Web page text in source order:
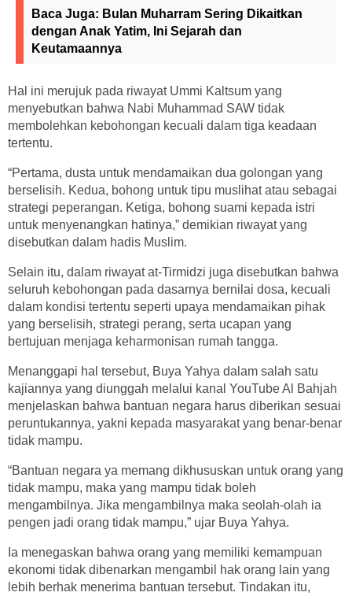
Baca Juga: Bulan Muharram Sering Dikaitkan
dengan Anak Yatim, Ini Sejarah dan
Keutamaannya
Hal ini merujuk pada riwayat Ummi Kaltsum yang
menyebutkan bahwa Nabi Muhammad SAW tidak
membolehkan kebohongan kecuali dalam tiga keadaan
tertentu.
“Pertama, dusta untuk mendamaikan dua golongan yang
berselisih. Kedua, bohong untuk tipu muslihat atau sebagai
strategi peperangan. Ketiga, bohong suami kepada istri
untuk menyenangkan hatinya,” demikian riwayat yang
disebutkan dalam hadis Muslim.
Selain itu, dalam riwayat at-Tirmidzi juga disebutkan bahwa
seluruh kebohongan pada dasarnya bernilai dosa, kecuali
dalam kondisi tertentu seperti upaya mendamaikan pihak
yang berselisih, strategi perang, serta ucapan yang
bertujuan menjaga keharmonisan rumah tangga.
Menanggapi hal tersebut, Buya Yahya dalam salah satu
kajiannya yang diunggah melalui kanal YouTube Al Bahjah
menjelaskan bahwa bantuan negara harus diberikan sesuai
peruntukannya, yakni kepada masyarakat yang benar-benar
tidak mampu.
“Bantuan negara ya memang dikhususkan untuk orang yang
tidak mampu, maka yang mampu tidak boleh
mengambilnya. Jika mengambilnya maka seolah-olah ia
pengen jadi orang tidak mampu,” ujar Buya Yahya.
Ia menegaskan bahwa orang yang memiliki kemampuan
ekonomi tidak dibenarkan mengambil hak orang lain yang
lebih berhak menerima bantuan tersebut. Tindakan itu,